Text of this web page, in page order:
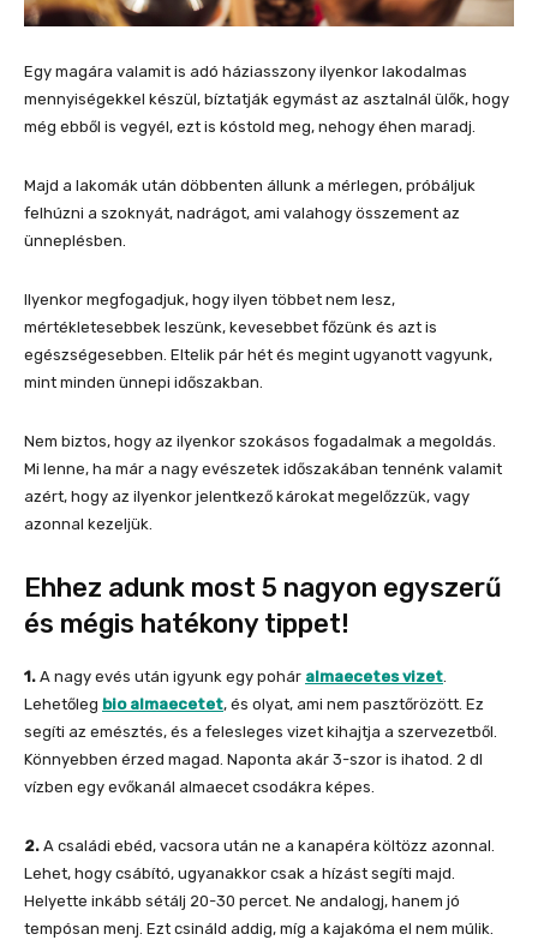
Egy magára valamit is adó háziasszony ilyenkor lakodalmas
mennyiségekkel készül, bíztatják egymást az asztalnál ülők, hogy
még ebből is vegyél, ezt is kóstold meg, nehogy éhen maradj.
Majd a lakomák után döbbenten állunk a mérlegen, próbáljuk
felhúzni a szoknyát, nadrágot, ami valahogy összement az
ünneplésben.
Ilyenkor megfogadjuk, hogy ilyen többet nem lesz,
mértékletesebbek leszünk, kevesebbet főzünk és azt is
egészségesebben. Eltelik pár hét és megint ugyanott vagyunk,
mint minden ünnepi időszakban.
Nem biztos, hogy az ilyenkor szokásos fogadalmak a megoldás.
Mi lenne, ha már a nagy evészetek időszakában tennénk valamit
azért, hogy az ilyenkor jelentkező károkat megelőzzük, vagy
azonnal kezeljük.
Ehhez adunk most 5 nagyon egyszerű
és mégis hatékony tippet!
1. A nagy evés után igyunk egy pohár almaecetes vizet.
Lehetőleg bio almaecetet, és olyat, ami nem pasztőrözött. Ez
segíti az emésztés, és a felesleges vizet kihajtja a szervezetből.
Könnyebben érzed magad. Naponta akár 3-szor is ihatod. 2 dl
vízben egy evőkanál almaecet csodákra képes.
2. A családi ebéd, vacsora után ne a kanapéra költözz azonnal.
Lehet, hogy csábító, ugyanakkor csak a hízást segíti majd.
Helyette inkább sétálj 20-30 percet. Ne andalogj, hanem jó
tempósan menj. Ezt csináld addig, míg a kajakóma el nem múlik.